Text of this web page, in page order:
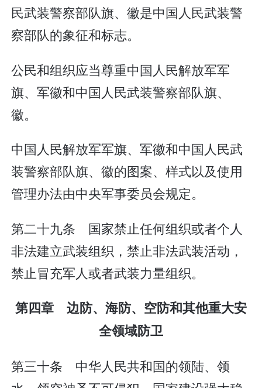
民武装警察部队旗、徽是中国人民武装警
察部队的象征和标志。
公民和组织应当尊重中国人民解放军军
旗、军徽和中国人民武装警察部队旗、
徽。
中国人民解放军军旗、军徽和中国人民武
装警察部队旗、徽的图案、样式以及使用
管理办法由中央军事委员会规定。
第二十九条 国家禁止任何组织或者个人
非法建立武装组织，禁止非法武装活动，
禁止冒充军人或者武装力量组织。
第四章 边防、海防、空防和其他重大安
全领域防卫
第三十条 中华人民共和国的领陆、领